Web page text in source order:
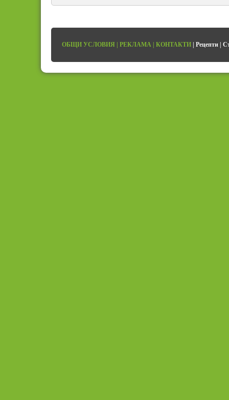
ОБЩИ УСЛОВИЯ | РЕКЛАМА | КОНТАКТИ | Рецепти |